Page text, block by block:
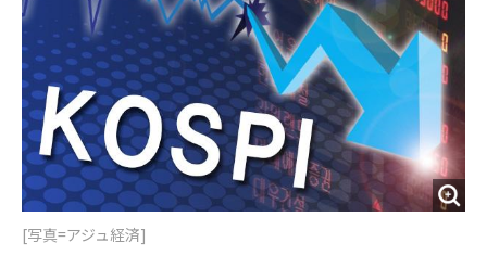
[写真=アジュ経済]